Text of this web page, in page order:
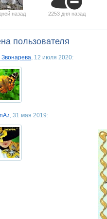
назад 2253 дня назад
пользователя
, 12 июля 2020:
, 31 мая 2019: